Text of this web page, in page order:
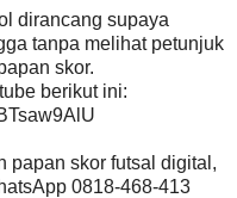
dirancang supaya
tanpa melihat petunjuk
skor.
berikut ini:
papan skor futsal digital,
0818-468-413